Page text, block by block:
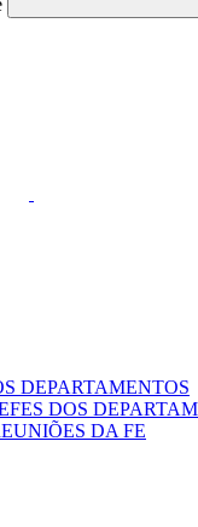
DEPARTAMENTOS
DOS
DA FE